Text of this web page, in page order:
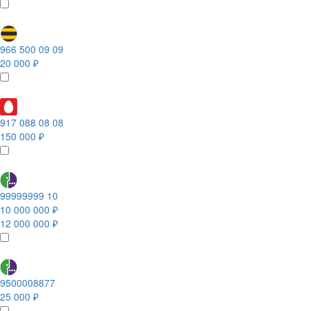
966 500 09 09
20 000 ₽
917 088 08 08
150 000 ₽
99999999 10
10 000 000 ₽
12 000 000 ₽
9500008877
25 000 ₽